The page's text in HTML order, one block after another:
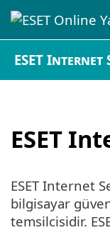
ESET
ESET
ESET Internet
bilgisayar
temsilcisidir.